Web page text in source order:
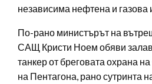
независима нефтена и газова
По-рано министърът на
САЩ Кристи Ноем обяви
танкер от бреговата охрана
на Пентагона, рано сутринта